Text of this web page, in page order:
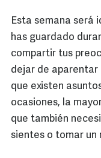
Esta semana será
has guardado
compartir tus
dejar de aparentar
que existen
ocasiones, la
que también
sientes o tomar un